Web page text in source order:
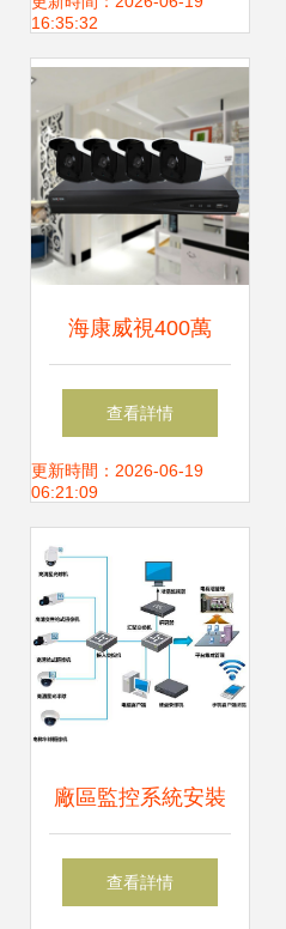
新動能
16:35:32
海康威視400萬
POE網絡監控套裝
打造智能安防，守
查看詳情
更新時間：2026-06-19
06:21:09
廠區監控系統安裝
構筑安全防線，賦
查看詳情